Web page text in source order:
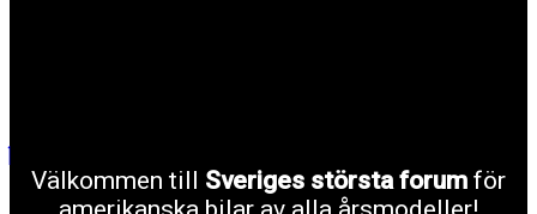
Välkommen till Sveriges största forum för